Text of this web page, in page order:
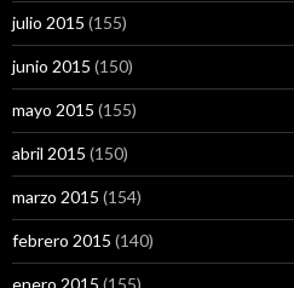
julio 2015 (155)
junio 2015 (150)
mayo 2015 (155)
abril 2015 (150)
marzo 2015 (154)
febrero 2015 (140)
enero 2015 (155)